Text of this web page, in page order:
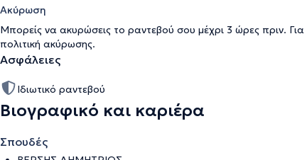
Ακύρωση
Μπορείς να ακυρώσεις το ραντεβού σου μέχρι 3 ώρες πριν.
πολιτική ακύρωσης.
Ασφάλειες
Ιδιωτικό ραντεβού
Βιογραφικό και καριέρα
Σπουδές